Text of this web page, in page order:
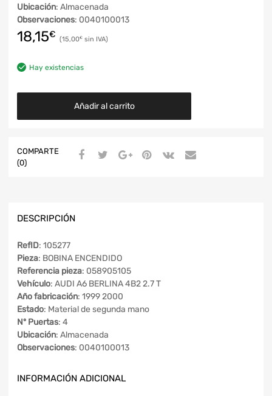
Ubicación: Almacenada
Observaciones: 0040100013
18,15€ 15,00€
Hay existencias
Añadir al carrito
COMPARTE
(0)
DESCRIPCIÓN
RefID: 105277
Pieza: BOBINA ENCENDIDO
Referencia pieza: 058905105
Vehículo: AUDI A6 BERLINA 4B2 2.7 T
Año fabricación: 1999 2000
Estado: Material de segunda mano
Nº Puertas: 4
Ubicación: Almacenada
Observaciones: 0040100013
INFORMACIÓN ADICIONAL